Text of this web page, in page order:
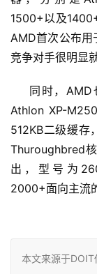
1500+以及
AMD首次公布用
竞争对手很明显
同时，AMD
Athlon XP-
512KB二级缓存
Thuroughbred
出，型号为
2000+面向主流
本文来源于DOIT